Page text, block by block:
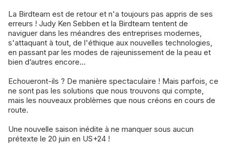
La Birdteam est de retour et n'a toujours pas appris de ses
erreurs ! Judy Ken Sebben et la Birdteam tentent de
naviguer dans les méandres des entreprises modernes,
s'attaquant à tout, de l'éthique aux nouvelles technologies,
en passant par les modes de rajeunissement de la peau et
bien d’autres encore…
Echoueront-ils ? De manière spectaculaire ! Mais parfois, ce
ne sont pas les solutions que nous trouvons qui compte,
mais les nouveaux problèmes que nous créons en cours de
route.
Une nouvelle saison inédite à ne manquer sous aucun
prétexte le 20 juin en US+24 !